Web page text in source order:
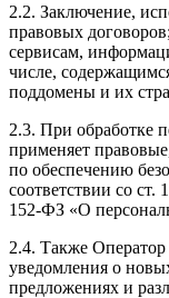
2.2. Заключение,
правовых
сервисам,
числе,
поддомены и их
2.3. При обработке
применяет
по обеспечению
соответствии со ст.
152-ФЗ «О
2.4. Также Оператор
уведомления о
предложениях и